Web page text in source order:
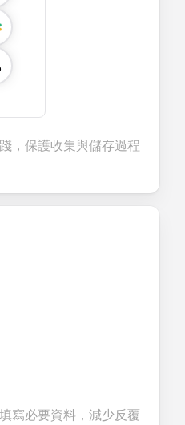
，保護收集與儲存過程
寫必要資料，減少反覆